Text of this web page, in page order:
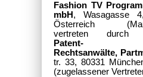
Fashion TV
mbH ,
Wasagasse
Österreich
vertreten durch
Rechtsanwälte,
tr. 33, 80331
(zugelassener